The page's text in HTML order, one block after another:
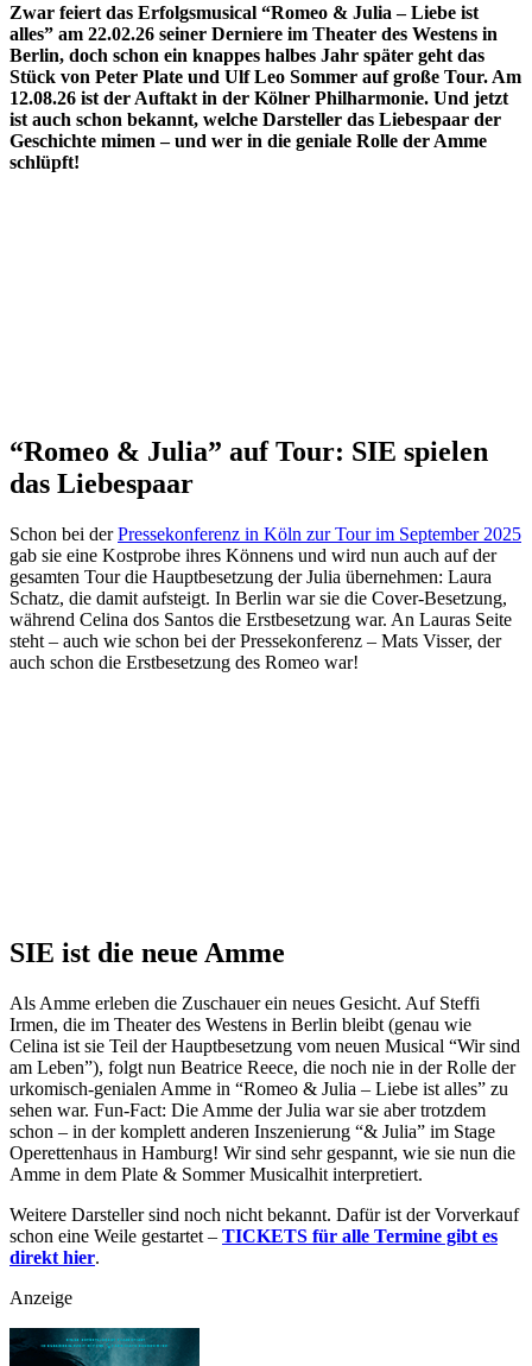
Zwar feiert das Erfolgsmusical “Romeo & Julia – Liebe ist
alles” am 22.02.26 seiner Derniere im Theater des Westens in
Berlin, doch schon ein knappes halbes Jahr später geht das
Stück von Peter Plate und Ulf Leo Sommer auf große Tour. Am
12.08.26 ist der Auftakt in der Kölner Philharmonie. Und jetzt
ist auch schon bekannt, welche Darsteller das Liebespaar der
Geschichte mimen – und wer in die geniale Rolle der Amme
schlüpft!
“Romeo & Julia” auf Tour: SIE spielen
das Liebespaar
Schon bei derPressekonferenz in Köln zur Tour im September 2025
gab sie eine Kostprobe ihres Könnens und wird nun auch auf der
gesamten Tour die Hauptbesetzung der Julia übernehmen: Laura
Schatz, die damit aufsteigt. In Berlin war sie die Cover-Besetzung,
während Celina dos Santos die Erstbesetzung war. An Lauras Seite
steht – auch wie schon bei der Pressekonferenz – Mats Visser, der
auch schon die Erstbesetzung des Romeo war!
SIE ist die neue Amme
Als Amme erleben die Zuschauer ein neues Gesicht. Auf Steffi
Irmen, die im Theater des Westens in Berlin bleibt (genau wie
Celina ist sie Teil der Hauptbesetzung vom neuen Musical “Wir sind
am Leben”), folgt nun Beatrice Reece, die noch nie in der Rolle der
urkomisch-genialen Amme in “Romeo & Julia – Liebe ist alles” zu
sehen war. Fun-Fact: Die Amme der Julia war sie aber trotzdem
schon – in der komplett anderen Inszenierung “& Julia” im Stage
Operettenhaus in Hamburg! Wir sind sehr gespannt, wie sie nun die
Amme in dem Plate & Sommer Musicalhit interpretiert.
Weitere Darsteller sind noch nicht bekannt. Dafür ist der Vorverkauf
schon eine Weile gestartet – TICKETS für alle Termine gibt es
direkt hier.
Anzeige